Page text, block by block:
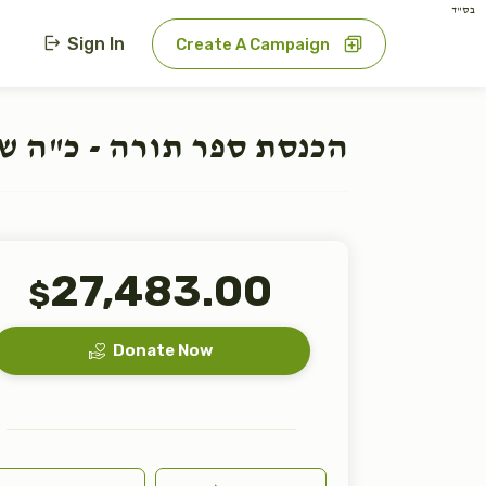
בס"ד
Sign In Create A Campaign
הכנסת ספר תורה - כ"ה
$27,483.00
Donate Now